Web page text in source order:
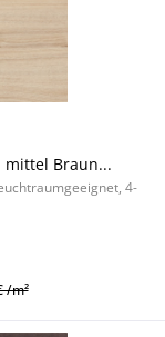
mittel Braun...
4-
/m²